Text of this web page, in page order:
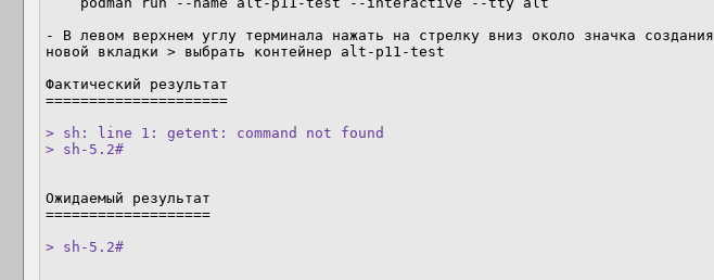
- В левом верхнем углу терминала нажать на стрелку вниз около значка создания
новой вкладки > выбрать контейнер alt-p11-test
Фактический результат
=====================
> sh: line 1: getent: command not found
> sh-5.2#
Ожидаемый результат
===================
> sh-5.2#